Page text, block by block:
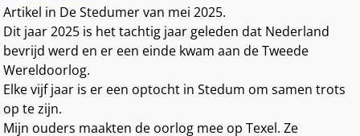
Artikel in De Stedumer van mei 2025.
Dit jaar 2025 is het tachtig jaar geleden dat Nederland
bevrijd werd en er een einde kwam aan de Tweede
Wereldoorlog.
Elke vijf jaar is er een optocht in Stedum om samen trots
op te zijn.
Mijn ouders maakten de oorlog mee op Texel. Ze